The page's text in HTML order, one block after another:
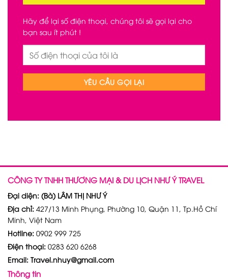
Hãy để lại số điện thoại, chúng tôi sẽ gọi lại cho
bạn sau ít phút !
CÔNG TY TNHH THƯƠNG MẠI & DU LỊCH NHƯ Ý TRAVEL
Đại diện: (Bà) LÂM THỊ NHƯ Ý
Địa chỉ: 427/13 Minh Phụng, Phường 10, Quận 11, Tp.Hồ Chí
Minh, Việt Nam
Hotline: 0902 999 725
Điện thoại: 0283 620 6268
Email: Travel.nhuy@gmail.com
Thông tin